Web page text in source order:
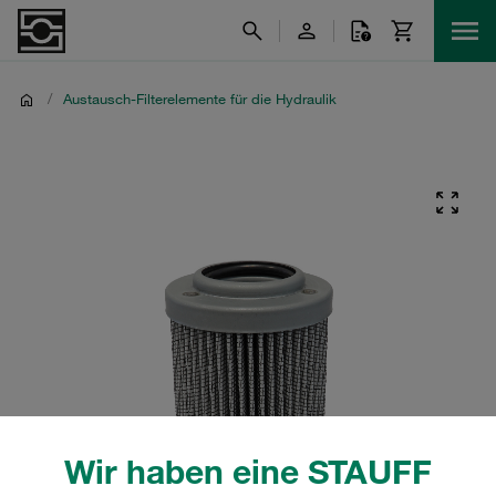
Wir haben eine STAUFF
/ Austausch-Filterelemente für die Hydraulik